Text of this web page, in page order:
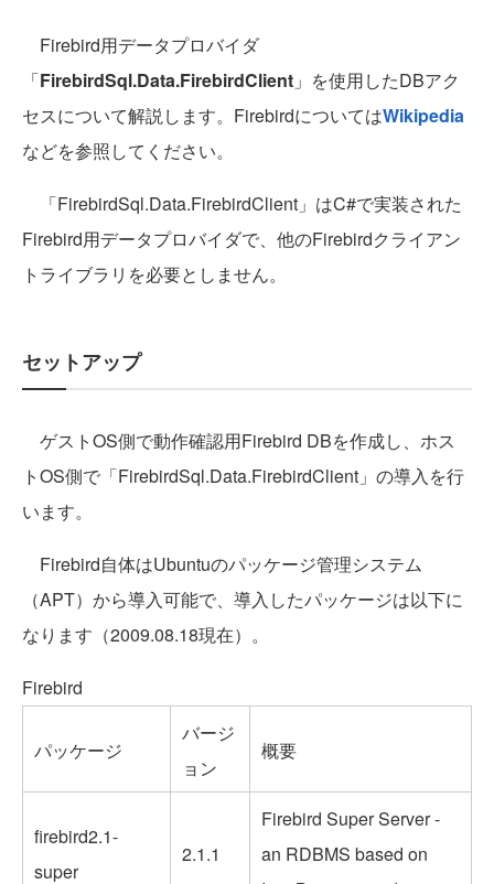
Firebird用データプロバイダ
「FirebirdSql.Data.FirebirdClient 」を使用したDBアク
セスについて解説します。FirebirdについてはWikipedia
などを参照してください。
「FirebirdSql.Data.FirebirdClient」はC#で実装された
Firebird用データプロバイダで、他のFirebirdクライアン
トライブラリを必要としません。
セットアップ
ゲストOS側で動作確認用Firebird DBを作成し、ホス
トOS側で「FirebirdSql.Data.FirebirdClient」の導入を行
います。
Firebird自体はUbuntuのパッケージ管理システム
（APT）から導入可能で、導入したパッケージは以下に
なります（2009.08.18現在）。
Firebird
パッケージ
バージ
ョン
概要
firebird2.1-
super
2.1.1
Firebird Super Server -
an RDBMS based on